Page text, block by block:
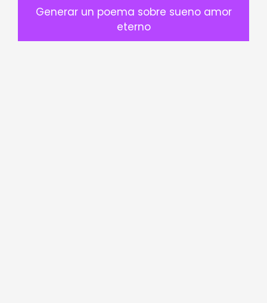
Generar un poema sobre sueno amor
eterno